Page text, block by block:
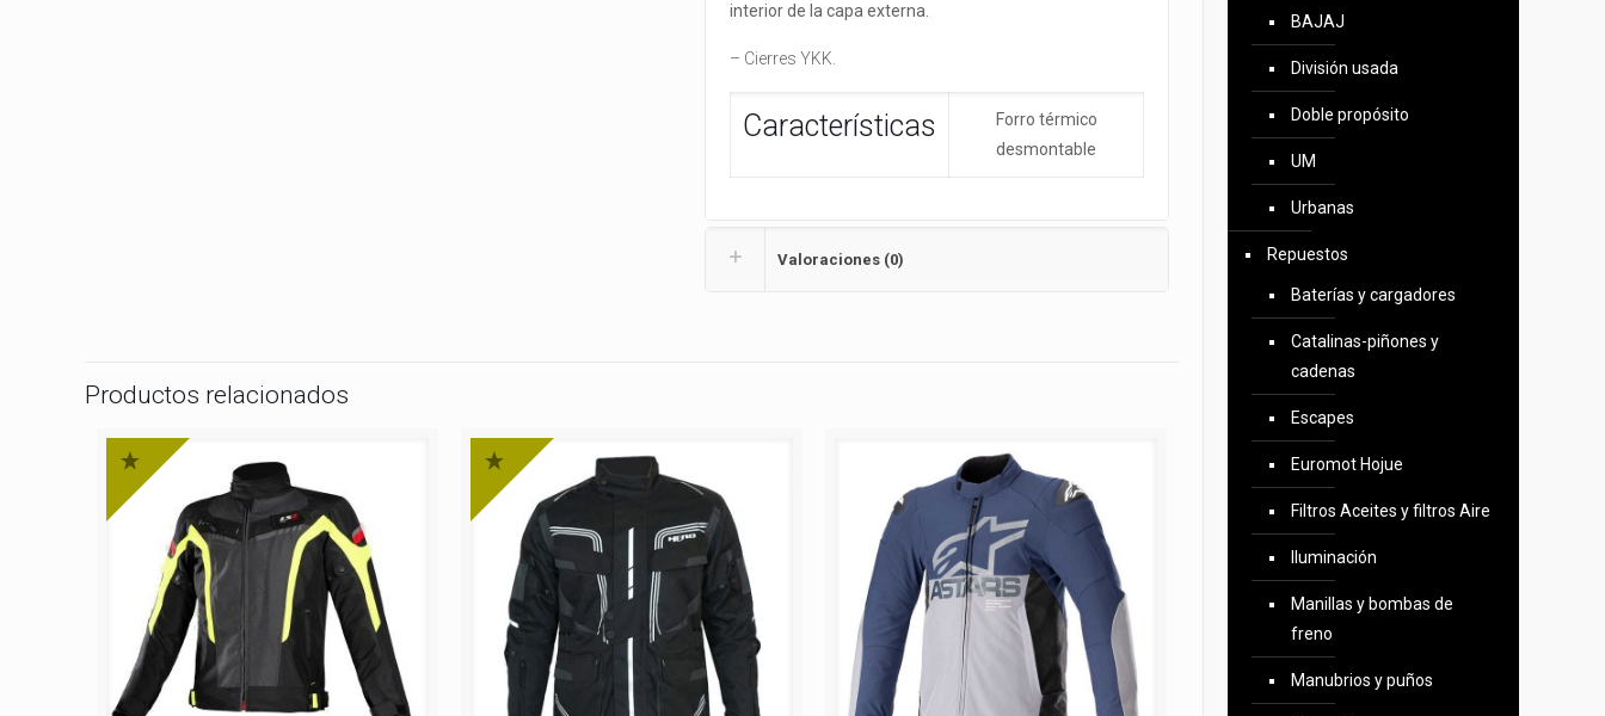
interior de la capa externa.
– Cierres YKK.
Características
Forro térmico
desmontable
Valoraciones (0)
Productos relacionados
BAJAJ
División usada
Doble propósito
UM
Urbanas
Repuestos
Baterías y cargadores
Catalinas-piñones y
cadenas
Escapes
Euromot Hojue
Filtros Aceites y filtros Aire
Iluminación
Manillas y bombas de
freno
Manubrios y puños